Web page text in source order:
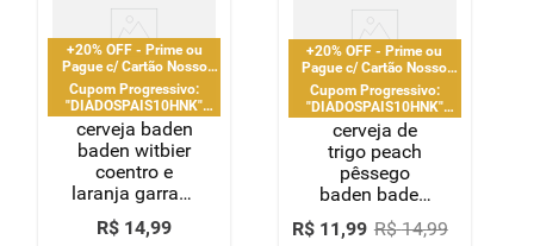
+20% OFF - Prime ou
Pague c/ Cartão Nosso
Pay
Cupom Progressivo:
"DIADOSPAIS10HNK"
|"DIADOSPAIS20HNK" |
"DIADOSPAIS30HNK" |
limitado a 2 pedido por
CPF
cerveja baden
baden witbier
coentro e
laranja garrafa
600ml
R$ 14,99
+20% OFF - Prime ou
Pague c/ Cartão Nosso
Pay
Cupom Progressivo:
"DIADOSPAIS10HNK"
|"DIADOSPAIS20HNK" |
"DIADOSPAIS30HNK" |
limitado a 2 pedido por
CPF
cerveja de
trigo peach
pêssego
baden baden
garrafa 600ml
R$ 11,99 R$ 14,99